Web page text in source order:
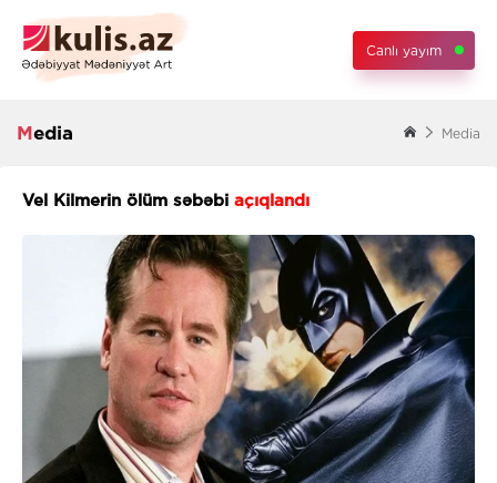
Canlı yayım
Media Media
Vel Kilmerin ölüm səbəbi açıqlandı